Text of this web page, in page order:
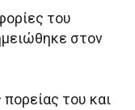
του
στον
του και